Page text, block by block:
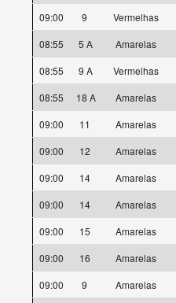
09:00
9 Vermelhas
08:55
5 A Amarelas
08:55
9 A Vermelhas
08:55
18 A Amarelas
09:00
11 Amarelas
09:00
12 Amarelas
09:00
14 Amarelas
09:00
14 Amarelas
09:00
15 Amarelas
09:00
16 Amarelas
09:00
9 Amarelas